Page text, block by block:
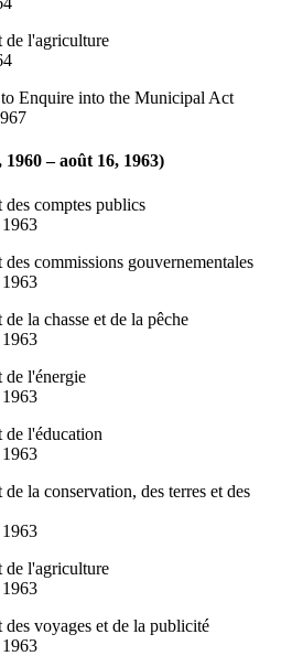
de l'agriculture
Enquire into the Municipal Act
– août 16, 1963)
comptes publics
commissions gouvernementales
la chasse et de la pêche
de l'énergie
de l'éducation
la conservation, des terres et des
de l'agriculture
voyages et de la publicité